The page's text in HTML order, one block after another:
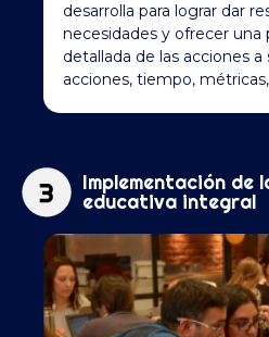
desarrolla para lograr dar
necesidades y ofrecer una
detallada de las acciones
acciones, tiempo,
Implementación de
educativa integral